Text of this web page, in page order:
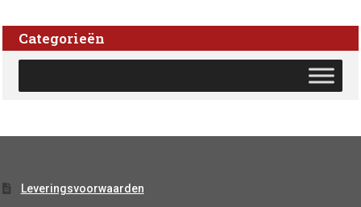
Categorieën
Leveringsvoorwaarden